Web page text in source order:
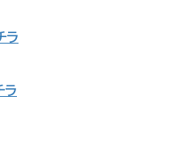
ラ
ラ